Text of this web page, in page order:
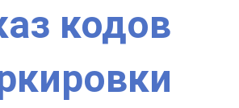
кодов